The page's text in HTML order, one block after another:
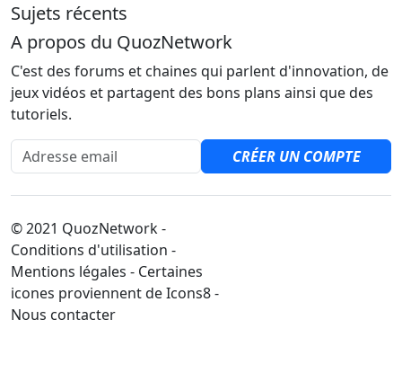
Sujets récents
A propos du QuozNetwork
C'est des forums et chaines qui parlent d'innovation, de
jeux vidéos et partagent des bons plans ainsi que des
tutoriels.
Adresse email
CRÉER UN COMPTE
© 2021 QuozNetwork -
Conditions d'utilisation -
Mentions légales - Certaines
icones proviennent de Icons8 -
Nous contacter